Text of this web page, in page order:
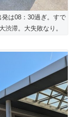
は08：30過ぎ。すで
渋滞。大失敗なり。